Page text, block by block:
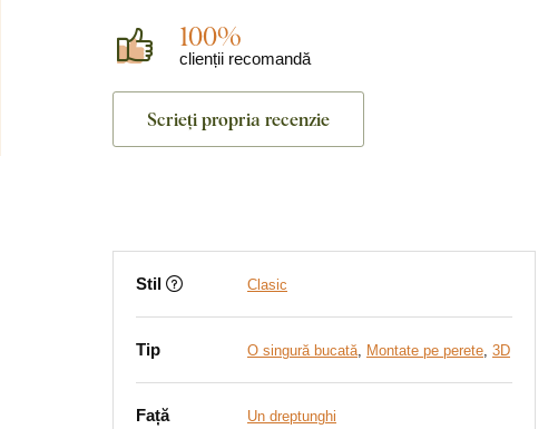
100%
clienții recomandă
Scrieți propria recenzie
Stil Clasic
Tip O singură bucată, Montate pe perete, 3D
Față Un dreptunghi